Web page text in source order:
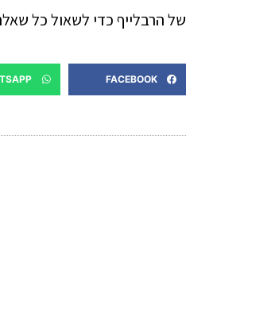
של הרבלייף כדי לשאול כל
FACEBOOK